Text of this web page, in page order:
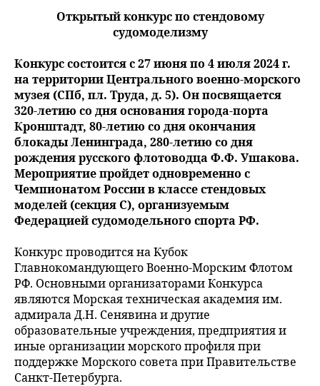
Открытый конкурс по стендовому
судомоделизму
Конкурс состоится с 27 июня по 4 июля 2024 г.
на территории Центрального военно-морского
музея (СПб, пл. Труда, д. 5). Он посвящается
320-летию со дня основания города-порта
Кронштадт, 80-летию со дня окончания
блокады Ленинграда, 280-летию со дня
рождения русского флотоводца Ф.Ф. Ушакова.
Мероприятие пройдет одновременно с
Чемпионатом России в классе стендовых
моделей (секция С), организуемым
Федерацией судомодельного спорта РФ.
Конкурс проводится на Кубок
Главнокомандующего Военно-Морским Флотом
РФ. Основными организаторами Конкурса
являются Морская техническая академия им.
адмирала Д.Н. Сенявина и другие
образовательные учреждения, предприятия и
иные организации морского профиля при
поддержке Морского совета при Правительстве
Санкт-Петербурга.